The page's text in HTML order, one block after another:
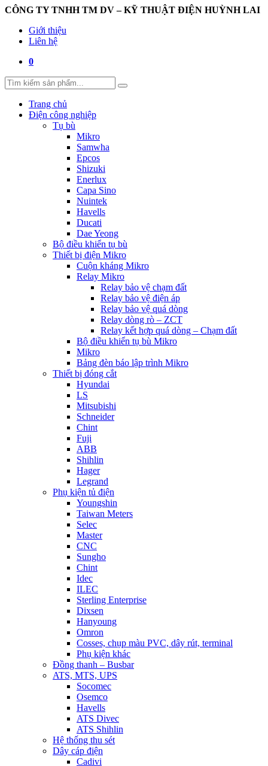
CÔNG TY TNHH TM DV – KỸ THUẬT ĐIỆN HUỲNH LAI
Giới thiệu
Liên hệ
0
Trang chủ
Điện công nghiệp
Tụ bù
Mikro
Samwha
Epcos
Shizuki
Enerlux
Capa Sino
Nuintek
Havells
Ducati
Dae Yeong
Bộ điều khiển tụ bù
Thiết bị điện Mikro
Cuộn kháng Mikro
Relay Mikro
Relay bảo vệ chạm đất
Relay bảo vệ điện áp
Relay bảo vệ quá dòng
Relay dòng rò – ZCT
Relay kết hợp quá dòng – Chạm đất
Bộ điều khiển tụ bù Mikro
Mikro
Bảng đèn báo lập trình Mikro
Thiết bị đóng cắt
Hyundai
LS
Mitsubishi
Schneider
Chint
Fuji
ABB
Shihlin
Hager
Legrand
Phụ kiện tủ điện
Youngshin
Taiwan Meters
Selec
Master
CNC
Sungho
Chint
Idec
ILEC
Sterling Enterprise
Dixsen
Hanyoung
Omron
Cosses, chụp màu PVC, dây rút, terminal
Phụ kiện khác
Đồng thanh – Busbar
ATS, MTS, UPS
Socomec
Osemco
Havells
ATS Divec
ATS Shihlin
Hệ thống thu sét
Dây cáp điện
Cadivi